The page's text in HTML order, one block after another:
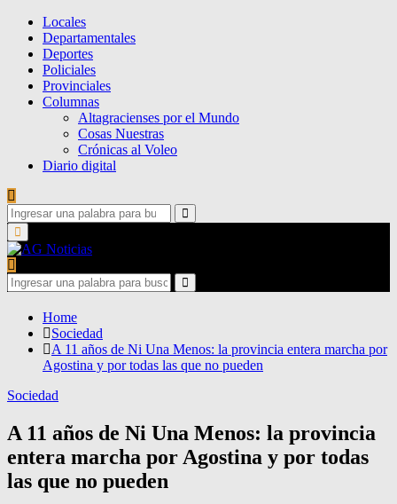
Locales
Departamentales
Deportes
Policiales
Provinciales
Columnas
Altagracienses por el Mundo
Cosas Nuestras
Crónicas al Voleo
Diario digital
Search
for:
Search
Primary
Menu
Search
for:
Search
Home
Sociedad
A 11 años de Ni Una Menos: la provincia entera marcha por
Agostina y por todas las que no pueden
Sociedad
A 11 años de Ni Una Menos: la provincia
entera marcha por Agostina y por todas
las que no pueden